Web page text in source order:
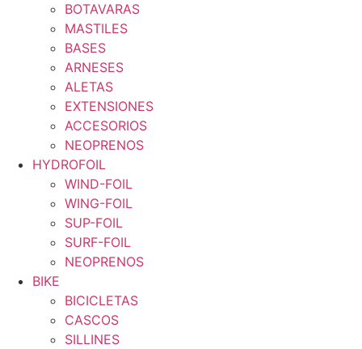
BOTAVARAS
MASTILES
BASES
ARNESES
ALETAS
EXTENSIONES
ACCESORIOS
NEOPRENOS
HYDROFOIL
WIND-FOIL
WING-FOIL
SUP-FOIL
SURF-FOIL
NEOPRENOS
BIKE
BICICLETAS
CASCOS
SILLINES